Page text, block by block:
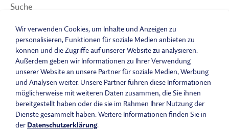
Suche
Impressum
Datenschutzerklärung
Barrierefreiheitserklärung
Leichte Sprache
Widerrufsbelehrung
Vertrag widerrufen
AGB
Benutzungsordnung
Wir verwenden Cookies, um Inhalte und Anzeigen zu
personalisieren, Funktionen für soziale Medien anbieten zu
können und die Zugriffe auf unserer Website zu analysieren.
Außerdem geben wir Informationen zu Ihrer Verwendung
unserer Website an unsere Partner für soziale Medien, Werbung
und Analysen weiter. Unsere Partner führen diese Informationen
möglicherweise mit weiteren Daten zusammen, die Sie ihnen
bereitgestellt haben oder die sie im Rahmen Ihrer Nutzung der
Dienste gesammelt haben. Weitere Informationen finden Sie in
der Datenschutzerklärung.